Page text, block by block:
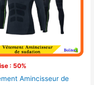
: 50%
Amincisseur de